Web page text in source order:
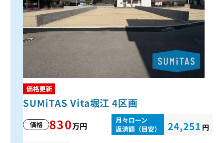
価格更新
SUMiTAS Vita堀江 4区画
価格 830万円
月々ローン
返済額（目安）
24,251 円